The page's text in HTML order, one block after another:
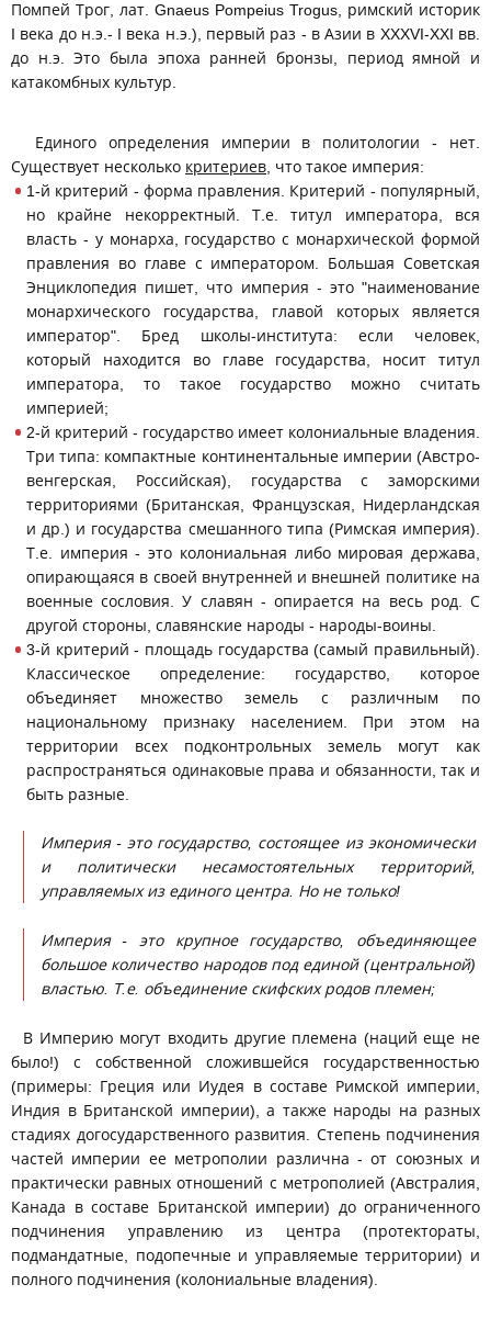
Помпей Трог, лат. Gnaeus Pompeius Trogus, римский историк
I века до н.э.- I века н.э.), первый раз - в Азии в XXXVI-XXI вв.
до н.э. Это была эпоха ранней бронзы, период ямной и
катакомбных культур.
Единого определения империи в политологии - нет.
Существует несколько критериев , что такое империя:
1-й критерий - форма правления. Критерий - популярный,
но крайне некорректный. Т.е. титул императора, вся
власть - у монарха, государство с монархической формой
правления во главе с императором. Большая Советская
Энциклопедия пишет, что империя - это "наименование
монархического государства, главой которых является
император". Бред школы-института: если человек,
который находится во главе государства, носит титул
императора, то такое государство можно считать
империей;
2-й критерий - государство имеет колониальные владения.
Три типа: компактные континентальные империи (Австро-
венгерская, Российская), государства с заморскими
территориями (Британская, Французская, Нидерландская
и др.) и государства смешанного типа (Римская империя).
Т.е. империя - это колониальная либо мировая держава,
опирающаяся в своей внутренней и внешней политике на
военные сословия. У славян - опирается на весь род. С
другой стороны, славянские народы - народы-воины.
3-й критерий - площадь государства (самый правильный).
Классическое определение: государство, которое
объединяет множество земель с различным по
национальному признаку населением. При этом на
территории всех подконтрольных земель могут как
распространяться одинаковые права и обязанности, так и
быть разные.
Империя - это государство, состоящее из экономически
и политически несамостоятельных территорий,
управляемых из единого центра. Но не только!
Империя - это крупное государство, объединяющее
большое количество народов под единой (центральной)
властью. Т.е. объединение скифских родов племен;
В Империю могут входить другие племена (наций еще не
было!) с собственной сложившейся государственностью
(примеры: Греция или Иудея в составе Римской империи,
Индия в Британской империи), а также народы на разных
стадиях догосударственного развития. Степень подчинения
частей империи ее метрополии различна - от союзных и
практически равных отношений с метрополией (Австралия,
Канада в составе Британской империи) до ограниченного
подчинения управлению из центра (протектораты,
подмандатные, подопечные и управляемые территории) и
полного подчинения (колониальные владения).